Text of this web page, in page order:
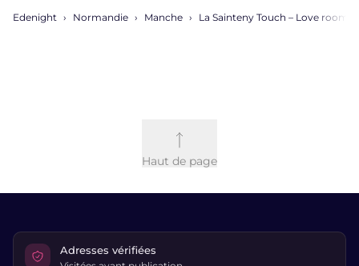
Edenight Normandie Manche La Sainteny Touch – Love room
Haut de page
Adresses vérifiées